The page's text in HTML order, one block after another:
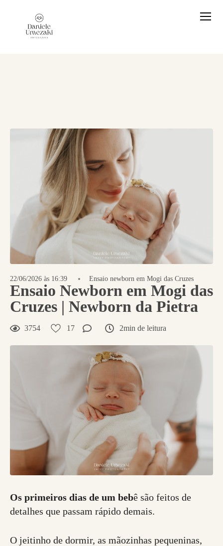
22/06/2026 às 16:39 Ensaio newborn em Mogi das Cruzes
Ensaio Newborn em Mogi das
Cruzes | Newborn da Pietra
3754 17 2min de leitura
Os primeiros dias de um bebê são feitos de
detalhes que passam rápido demais.
O jeitinho de dormir, as mãozinhas pequeninas,